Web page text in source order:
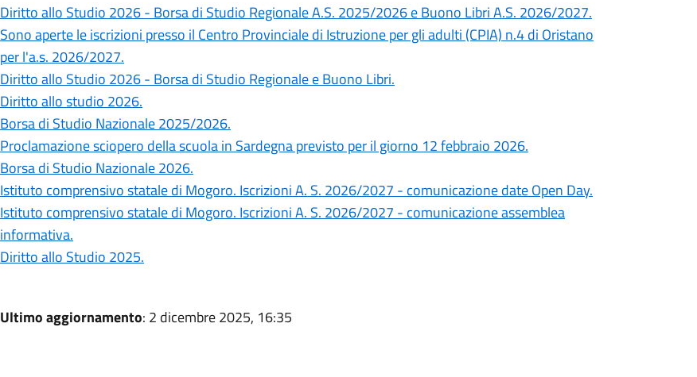
Diritto allo Studio 2026 - Borsa di Studio Regionale A.S. 2025/2026 e Buono Libri A.S. 2026/2027.
Sono aperte le iscrizioni presso il Centro Provinciale di Istruzione per gli adulti (CPIA) n.4 di Oristano
per l'a.s. 2026/2027.
Diritto allo Studio 2026 - Borsa di Studio Regionale e Buono Libri.
Diritto allo studio 2026.
Borsa di Studio Nazionale 2025/2026.
Proclamazione sciopero della scuola in Sardegna previsto per il giorno 12 febbraio 2026.
Borsa di Studio Nazionale 2026.
Istituto comprensivo statale di Mogoro. Iscrizioni A. S. 2026/2027 - comunicazione date Open Day.
Istituto comprensivo statale di Mogoro. Iscrizioni A. S. 2026/2027 - comunicazione assemblea
informativa.
Diritto allo Studio 2025.
Ultimo aggiornamento: 2 dicembre 2025, 16:35